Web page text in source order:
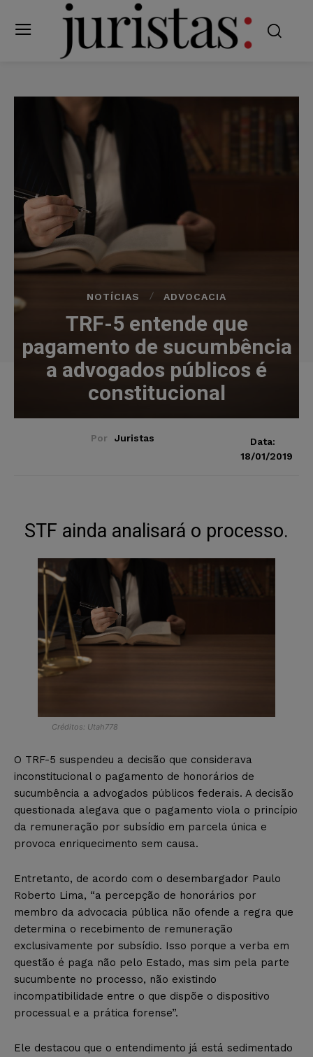
NOTÍCIAS ADVOCACIA
TRF-5 entende que
pagamento de sucumbência
a advogados públicos é
constitucional
Por Juristas
Data:
18/01/2019
STF ainda analisará o processo.
Créditos: Utah778
O TRF-5 suspendeu a decisão que considerava
inconstitucional o pagamento de honorários de
sucumbência a advogados públicos federais. A decisão
questionada alegava que o pagamento viola o princípio
da remuneração por subsídio em parcela única e
provoca enriquecimento sem causa.
Entretanto, de acordo com o desembargador Paulo
Roberto Lima, “a percepção de honorários por
membro da advocacia pública não ofende a regra que
determina o recebimento de remuneração
exclusivamente por subsídio. Isso porque a verba em
questão é paga não pelo Estado, mas sim pela parte
sucumbente no processo, não existindo
incompatibilidade entre o que dispõe o dispositivo
processual e a prática forense”.
Ele destacou que o entendimento já está sedimentado